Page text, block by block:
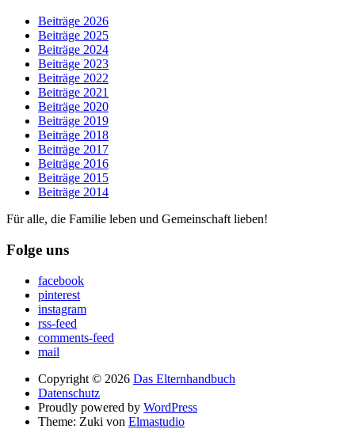
Beiträge 2026
Beiträge 2025
Beiträge 2024
Beiträge 2023
Beiträge 2022
Beiträge 2021
Beiträge 2020
Beiträge 2019
Beiträge 2018
Beiträge 2017
Beiträge 2016
Beiträge 2015
Beiträge 2014
Für alle, die Familie leben und Gemeinschaft lieben!
Folge uns
facebook
pinterest
instagram
rss-feed
comments-feed
mail
Copyright © 2026 Das Elternhandbuch
Datenschutz
Proudly powered by WordPress
Theme: Zuki von Elmastudio